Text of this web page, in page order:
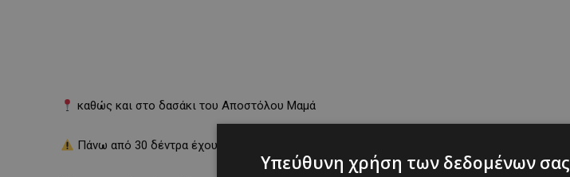
καθώς και στο δασάκι του Αποστόλου Μαμά
Πάνω από 30 δέντρα έχουν κοπεί
Υπεύθυνη χρήση των δεδομένων σας